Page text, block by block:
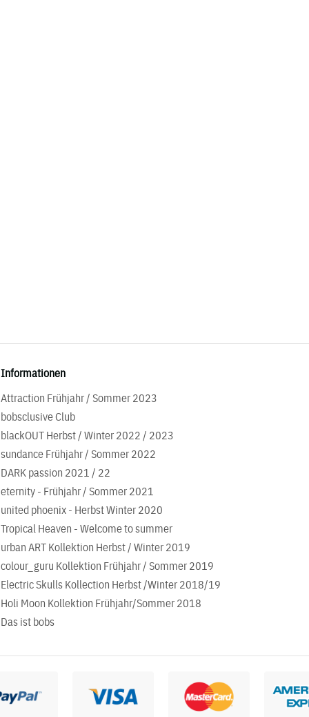
Informationen
Attraction Frühjahr / Sommer 2023
bobsclusive Club
blackOUT Herbst / Winter 2022 / 2023
sundance Frühjahr / Sommer 2022
DARK passion 2021 / 22
eternity - Frühjahr / Sommer 2021
united phoenix - Herbst Winter 2020
Tropical Heaven - Welcome to summer
urban ART Kollektion Herbst / Winter 2019
colour_guru Kollektion Frühjahr / Sommer 2019
Electric Skulls Kollection Herbst /Winter 2018/19
Holi Moon Kollektion Frühjahr/Sommer 2018
Das ist bobs